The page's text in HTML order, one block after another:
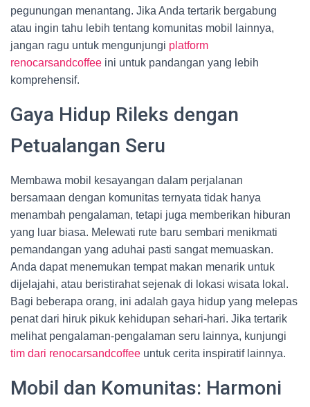
pegunungan menantang. Jika Anda tertarik bergabung
atau ingin tahu lebih tentang komunitas mobil lainnya,
jangan ragu untuk mengunjungi platform
renocarsandcoffee ini untuk pandangan yang lebih
komprehensif.
Gaya Hidup Rileks dengan
Petualangan Seru
Membawa mobil kesayangan dalam perjalanan
bersamaan dengan komunitas ternyata tidak hanya
menambah pengalaman, tetapi juga memberikan hiburan
yang luar biasa. Melewati rute baru sembari menikmati
pemandangan yang aduhai pasti sangat memuaskan.
Anda dapat menemukan tempat makan menarik untuk
dijelajahi, atau beristirahat sejenak di lokasi wisata lokal.
Bagi beberapa orang, ini adalah gaya hidup yang melepas
penat dari hiruk pikuk kehidupan sehari-hari. Jika tertarik
melihat pengalaman-pengalaman seru lainnya, kunjungi
tim dari renocarsandcoffee untuk cerita inspiratif lainnya.
Mobil dan Komunitas: Harmoni